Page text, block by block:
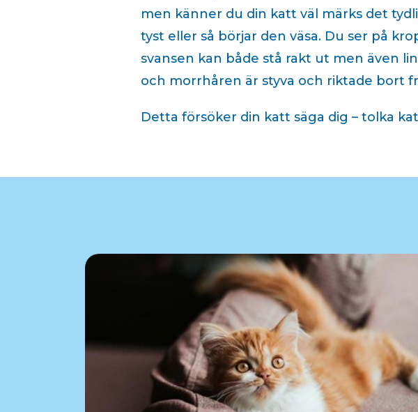
men känner du din katt väl märks det
tyst eller så börjar den väsa. Du ser på
svansen kan både stå rakt ut men även
och morrhåren är styva och riktade bort
Detta försöker din katt säga dig – tolka